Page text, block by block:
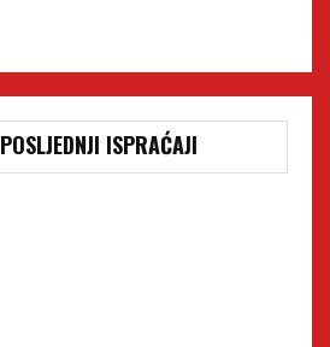
POSLJEDNJI ISPRAĆAJI